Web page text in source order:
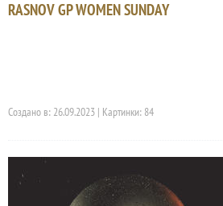
RASNOV GP WOMEN SUNDAY
Создано в: 26.09.2023 | Картинки: 84